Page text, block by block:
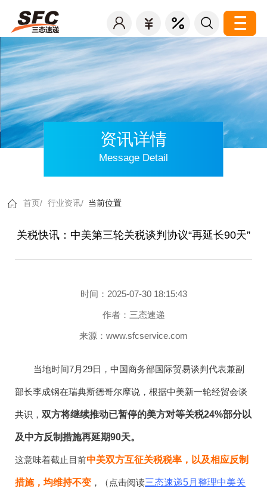
资讯详情
Message Detail
首页/ 行业资讯/ 当前位置
关税快讯：中美第三轮关税谈判协议“再延长90天”
时间：2025-07-30 18:15:43
作者：三态速递
来源：www.sfcservice.com
当地时间7月29日，中国商务部国际贸易谈判代表兼副
部长李成钢在瑞典斯德哥尔摩说，根据中美新一轮经贸会谈
共识，双方将继续推动已暂停的美方对等关税24%部分以
及中方反制措施再延期90天。
这意味着截止目前中美双方互征关税税率，以及相应反制
措施，均维持不变 ，（点击阅读三态速递5月整理中美关